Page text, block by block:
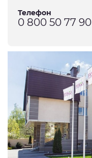
Телефон
0 800 50 77 90